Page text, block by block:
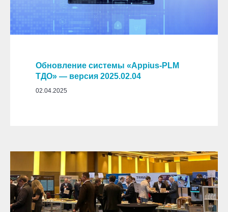
Обновление системы «Appius-PLM
ТДО» — версия 2025.02.04
02.04.2025